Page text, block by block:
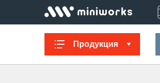
Продукция